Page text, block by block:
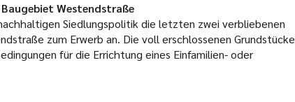
Westendstraße
Siedlungspolitik die letzten zwei verbliebenen
zum Erwerb an. Die voll erschlossenen Grundstücke
für die Errichtung eines Einfamilien- oder